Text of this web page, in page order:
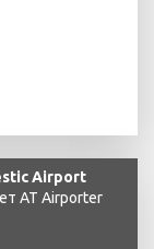
Airport
AT Airporter